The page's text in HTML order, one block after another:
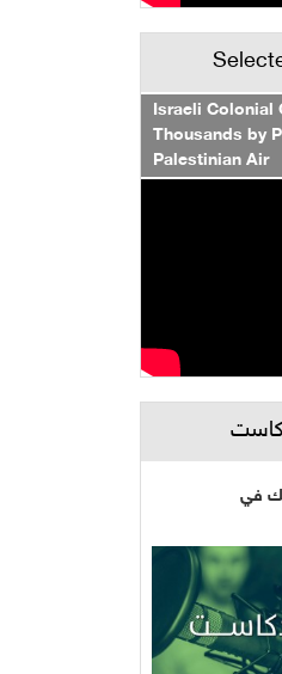
Israeli Colonial
Thousands by
Palestinian Air
في